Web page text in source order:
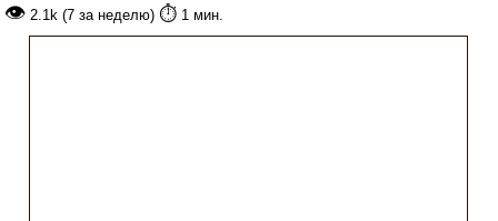
👁 2.1k (7 за неделю) ⏱️ 1 мин.